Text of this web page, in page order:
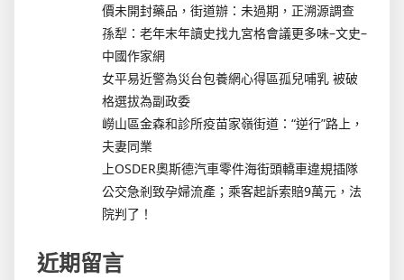
價未開封藥品，街道辦：未過期，正溯源調查
孫犁：老年末年讀史找九宮格會議更多味–文史–
中國作家網
女平易近警為災台包養網心得區孤兒哺乳 被破
格選拔為副政委
嶗山區金森和診所疫苗家嶺街道：“逆行”路上，
夫妻同業
上OSDER奧斯德汽車零件海街頭轎車違規插隊
公交急剎致孕婦流產；乘客起訴索賠9萬元，法
院判了！
近期留言